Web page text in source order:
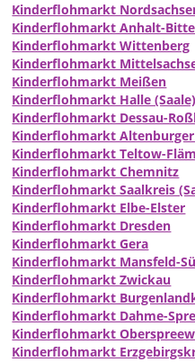
Kinderflohmarkt
Kinderflohmarkt Anhalt-
Kinderflohmarkt Wittenberg
Kinderflohmarkt
Kinderflohmarkt Meißen
Kinderflohmarkt Halle (Saale)
Kinderflohmarkt Dessau-
Kinderflohmarkt Altenburger
Kinderflohmarkt Teltow-
Kinderflohmarkt Chemnitz
Kinderflohmarkt Saalkreis
Kinderflohmarkt Elbe-Elster
Kinderflohmarkt Dresden
Kinderflohmarkt Gera
Kinderflohmarkt Mansfeld-
Kinderflohmarkt Zwickau
Kinderflohmarkt
Kinderflohmarkt Dahme-
Kinderflohmarkt
Kinderflohmarkt